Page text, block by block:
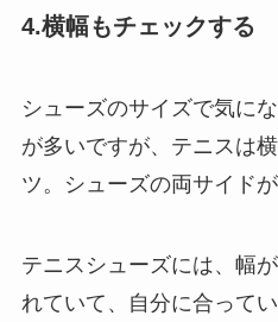
4.横幅もチェックする
シューズのサイズで気に
が多いですが、テニスは
ツ。シューズの両サイドが
テニスシューズには、幅
れていて、自分に合って